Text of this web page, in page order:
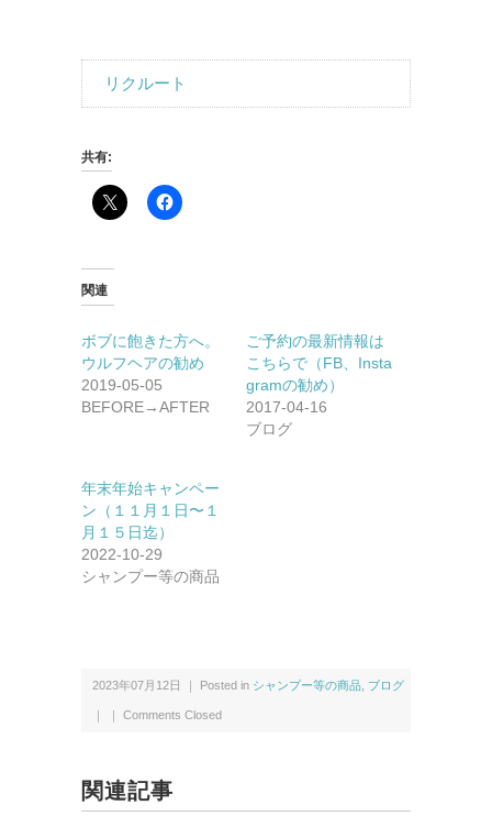
リクルート
共有:
関連
ボブに飽きた方へ。
ウルフヘアの勧め
2019-05-05
BEFORE→AFTER
ご予約の最新情報は
こちらで（FB、Insta
gramの勧め）
2017-04-16
ブログ
年末年始キャンペー
ン（１１月１日〜１
月１５日迄）
2022-10-29
シャンプー等の商品
2023年07月12日 ｜ Posted in シャンプー等の商品 ブログ
｜ ｜ Comments Closed
関連記事